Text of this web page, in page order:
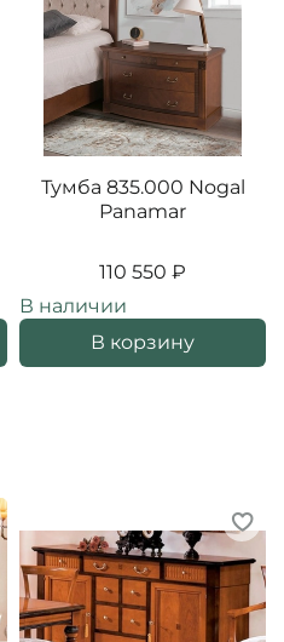
Тумба 835.000 Nogal
Panamar
110 550 ₽
В наличии
В корзину